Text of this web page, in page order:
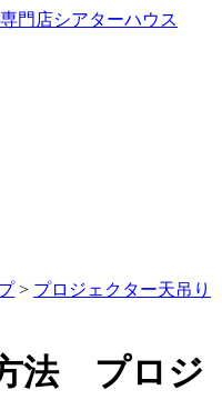
> プロジェクター天吊り
法 プロジ